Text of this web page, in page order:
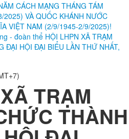
CÁCH MẠNG THÁNG TÁM
VÀ QUỐC KHÁNH NƯỚC
VIỆT NAM (2/9/1945-2/9/2025)!
- đoàn thể HỘI LHPN XÃ TRẠM
ĐẠI HỘI ĐẠI BIỂU LẦN THỨ NHẤT,
TRẠM
THÀNH